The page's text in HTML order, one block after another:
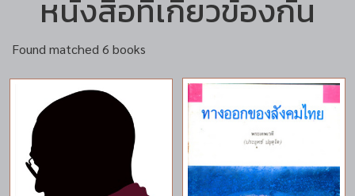
หนังสือที่เกี่ยวข้องกัน
Found matched 6 books